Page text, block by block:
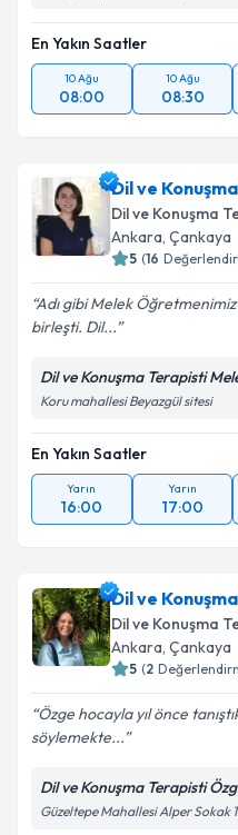
En Yakın Saatler
10 Ağu
08:00
10 Ağu
08:30
Dil ve
Dil ve Konuşma
Ankara, Çankaya
5 (16
Adı gibi Melek
birleşti. Dil...
Dil ve Konuşma Terapisti
Koru mahallesi Beyazgül sitesi
En Yakın Saatler
Yarın
16:00
Yarın
17:00
Dil ve
Dil ve Konuşma
Ankara, Çankaya
5 (2
Özge hocayla yıl önce
söylemekte...
Dil ve Konuşma Terapisti
Güzeltepe Mahallesi Alper Sokak